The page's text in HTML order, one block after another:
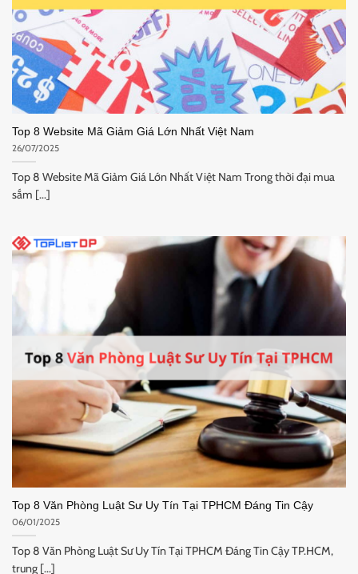
Top 8 Website Mã Giảm Giá Lớn Nhất Việt Nam
26/07/2025
Top 8 Website Mã Giảm Giá Lớn Nhất Việt Nam Trong thời đại mua
sắm [...]
Top 8 Văn Phòng Luật Sư Uy Tín Tại TPHCM Đáng Tin Cậy
06/01/2025
Top 8 Văn Phòng Luật Sư Uy Tín Tại TPHCM Đáng Tin Cậy TP.HCM,
trung [...]